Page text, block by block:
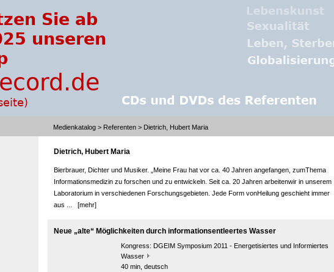
Medienkatalog > Referenten > Dietrich, Hubert Maria
Dietrich, Hubert Maria
Bierbrauer, Dichter und Musiker. „Meine Frau hat vor ca. 40 Jahren angefangen, zumThema
Informationsmedizin zu forschen und zu entwickeln. Seit ca. 20 Jahren arbeitenwir in unserem
Laboratorium in verschiedenen Forschungsgebieten. Jede Form vonHeilung geschieht immer
aus ... [mehr]
Neue „alte“ Möglichkeiten durch informationsentleertes Wasser
Kongress: DGEIM Symposium 2011 - Energetisiertes und Informiertes
Wasser
40 min, deutsch